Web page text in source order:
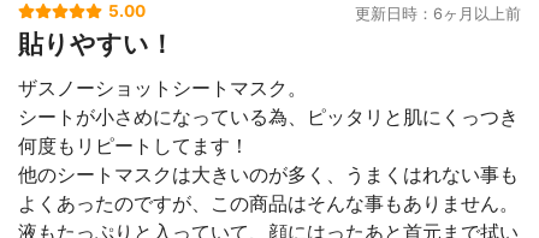
5.00 更新日時：6ヶ月以上前
貼りやすい！
ザスノーショットシートマスク。
シートが小さめになっている為、ピッタリと肌にくっつき
何度もリピートしてます！
他のシートマスクは大きいのが多く、うまくはれない事も
よくあったのですが、この商品はそんな事もありません。
液もたっぷりと入っていて、顔にはったあと首元まで拭い